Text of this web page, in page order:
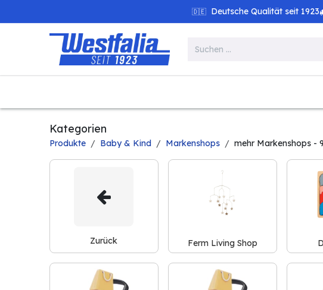
🇩🇪 Deutsche Qualität seit 1923
Kategorien
Produkte Baby & Kind Markenshops mehr Markenshops-
Zurück Ferm Living Shop